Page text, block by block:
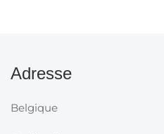
Adresse
Belgique